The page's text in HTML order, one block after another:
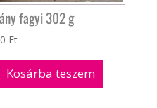
fagyi 302 g
Ft
Kosárba teszem